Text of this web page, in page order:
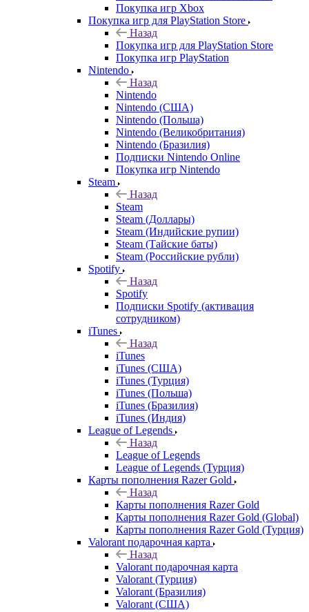
Покупка игр Xbox
Покупка игр для PlayStation Store
Назад
Покупка игр для PlayStation Store
Покупка игр PlayStation
Nintendo
Назад
Nintendo
Nintendo (США)
Nintendo (Польша)
Nintendo (Великобритания)
Nintendo (Бразилия)
Подписки Nintendo Online
Покупка игр Nintendo
Steam
Назад
Steam
Steam (Доллары)
Steam (Индийские рупии)
Steam (Тайские баты)
Steam (Российские рубли)
Spotify
Назад
Spotify
Подписки Spotify (активация
сотрудником)
iTunes
Назад
iTunes
iTunes (США)
iTunes (Турция)
iTunes (Польша)
iTunes (Бразилия)
iTunes (Индия)
League of Legends
Назад
League of Legends
League of Legends (Турция)
Карты пополнения Razer Gold
Назад
Карты пополнения Razer Gold
Карты пополнения Razer Gold (Global)
Карты пополнения Razer Gold (Турция)
Valorant подарочная карта
Назад
Valorant подарочная карта
Valorant (Турция)
Valorant (Бразилия)
Valorant (США)